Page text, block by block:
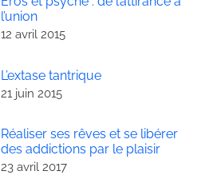
l’union
12 avril 2015
L’extase tantrique
21 juin 2015
Réaliser ses rêves et se libérer
des addictions par le plaisir
23 avril 2017